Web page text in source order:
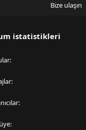
Bize ulaşın
istatistikleri